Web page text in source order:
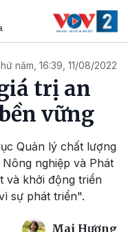
năm, 16:39, 11/08/2022
trị an
vững
Quản lý chất lượng
nghiệp và Phát
và khởi động triển
sự phát triển".
Mai Hương